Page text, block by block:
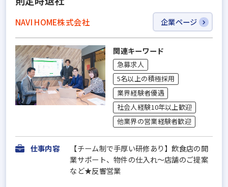
NAVI HOME株式会社 企業ページ
関連キーワード
急募求人
5名以上の積極採用
業界経験者優遇
社会人経験10年以上歓迎
他業界の営業経験者歓迎
仕事内容
【チーム制で手厚い研修あり】飲食店の開
業サポート、物件の仕入れ～店舗のご提案
など★反響営業